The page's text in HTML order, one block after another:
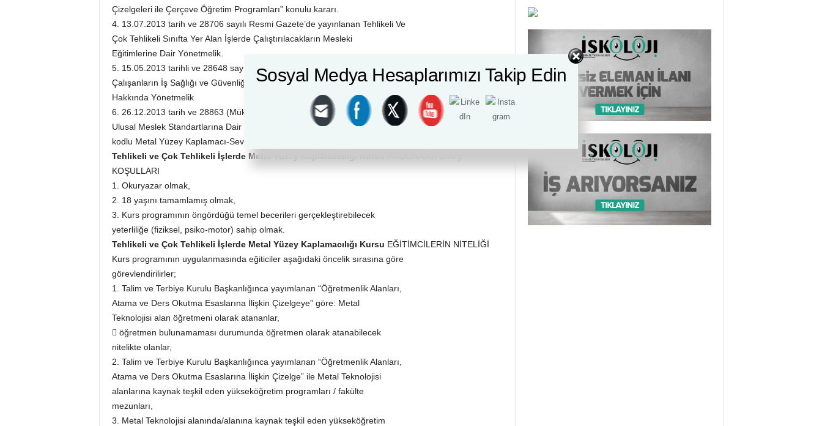
Çizelgeleri ile Çerçeve Öğretim Programları” konulu kararı.
4. 13.07.2013 tarih ve 28706 sayılı Resmi Gazete’de yayınlanan Tehlikeli Ve
Çok Tehlikeli Sınıfta Yer Alan İşlerde Çalıştırılacakların Mesleki
Eğitimlerine Dair Yönetmelik.
5. 15.05.2013 tarihli ve 28648 sayılı Resmî Gazete’ de yayımlanan
Çalışanların İş Sağlığı ve Güvenliği Eğitimlerinin Usul ve Esasları
Hakkında Yönetmelik
6. 26.12.2013 tarih ve 28863 (Mükerrer) sayılı Resmî Gazete’de yayımlanan
Ulusal Meslek Standartlarına Dair Tebliğ ekindeki 13UMS0374-3 referans
kodlu Metal Yüzey Kaplamacı-Seviye 3- Ulusal Meslek Standardı
Tehlikeli ve Çok Tehlikeli İşlerde Metal Yüzey Kaplamacılığı Kursu
KOŞULLARI
1. Okuryazar olmak,
2. 18 yaşını tamamlamış olmak,
3. Kurs programının öngördüğü temel becerileri gerçekleştirebilecek
yeterliliğe (fiziksel, psiko-motor) sahip olmak.
Tehlikeli ve Çok Tehlikeli İşlerde Metal Yüzey Kaplamacılığı Kursu EĞİTİMCİLERİN NİTELİĞİ
Kurs programının uygulanmasında eğiticiler aşağıdaki öncelik sırasına göre
görevlendirilirler;
1. Talim ve Terbiye Kurulu Başkanlığınca yayımlanan “Öğretmenlik Alanları,
Atama ve Ders Okutma Esaslarına İlişkin Çizelgeye” göre: Metal
Teknolojisi alan öğretmeni olarak atananlar,
 öğretmen bulunamaması durumunda öğretmen olarak atanabilecek
nitelikte olanlar,
2. Talim ve Terbiye Kurulu Başkanlığınca yayımlanan “Öğretmenlik Alanları,
Atama ve Ders Okutma Esaslarına İlişkin Çizelge” ile Metal Teknolojisi
alanlarına kaynak teşkil eden yükseköğretim programları / fakülte
mezunları,
3. Metal Teknolojisi alanında/alanına kaynak teşkil eden yükseköğretim
Sosyal Medya Hesaplarımızı Takip Edin